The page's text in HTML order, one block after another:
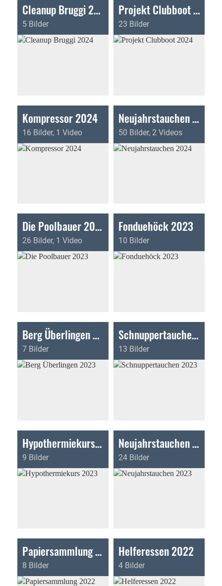
Cleanup Bruggi 2024
5 Bilder
Projekt Clubboot 2024
23 Bilder
Kompressor 2024
16 Bilder, 1 Video
Neujahrstauchen 2024
50 Bilder, 2 Videos
Die Poolbauer 2023
26 Bilder, 1 Video
Fonduehöck 2023
10 Bilder
Berg Überlingen 2023
7 Bilder
Schnuppertauchen 2023
13 Bilder
Hypothermiekurs 2023
9 Bilder
Neujahrstauchen 2023
24 Bilder
Papiersammlung 2022
8 Bilder
Helferessen 2022
4 Bilder